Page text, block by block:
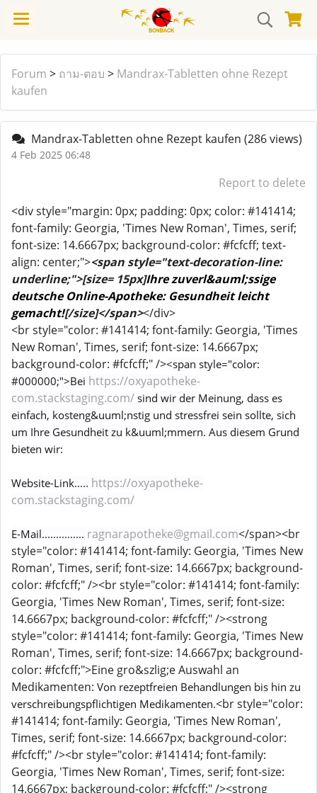
Forum > ถาม-ตอบ > Mandrax-Tabletten ohne Rezept
kaufen
Mandrax-Tabletten ohne Rezept kaufen (286 views)
4 Feb 2025 06:48
Report to delete
<div style="margin: 0px; padding: 0px; color: #141414;
font-family: Georgia, 'Times New Roman', Times, serif;
font-size: 14.6667px; background-color: #fcfcff; text-
align: center;"><span style="text-decoration-line:
underline;">[size= 15px]Ihre zuverl&auml;ssige
deutsche Online-Apotheke: Gesundheit leicht
gemacht![/size]</span>​</div>
<br style="color: #141414; font-family: Georgia, 'Times
New Roman', Times, serif; font-size: 14.6667px;
background-color: #fcfcff;" /><span style="color:
#000000;">Bei https://oxyapotheke-
com.stackstaging.com/ sind wir der Meinung, dass es
einfach, kosteng&uuml;nstig und stressfrei sein sollte, sich
um Ihre Gesundheit zu k&uuml;mmern. Aus diesem Grund
bieten wir:
Website-Link..... https://oxyapotheke-
com.stackstaging.com/
E-Mail............... ragnarapotheke@gmail.com</span><br
style="color: #141414; font-family: Georgia, 'Times New
Roman', Times, serif; font-size: 14.6667px; background-
color: #fcfcff;" /><br style="color: #141414; font-family:
Georgia, 'Times New Roman', Times, serif; font-size:
14.6667px; background-color: #fcfcff;" /><strong
style="color: #141414; font-family: Georgia, 'Times New
Roman', Times, serif; font-size: 14.6667px; background-
color: #fcfcff;">Eine gro&szlig;e Auswahl an
Medikamenten: Von rezeptfreien Behandlungen bis hin zu
verschreibungspflichtigen Medikamenten.<br style="color:
#141414; font-family: Georgia, 'Times New Roman',
Times, serif; font-size: 14.6667px; background-color:
#fcfcff;" /><br style="color: #141414; font-family:
Georgia, 'Times New Roman', Times, serif; font-size:
14.6667px; background-color: #fcfcff;" /><strong